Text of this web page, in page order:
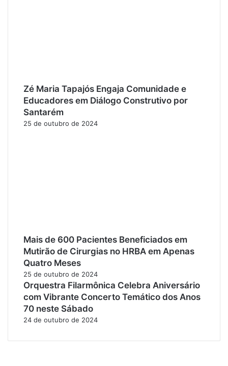
Zé Maria Tapajós Engaja Comunidade e
Educadores em Diálogo Construtivo por
Santarém
25 de outubro de 2024
Mais de 600 Pacientes Beneficiados em
Mutirão de Cirurgias no HRBA em Apenas
Quatro Meses
25 de outubro de 2024
Orquestra Filarmônica Celebra Aniversário
com Vibrante Concerto Temático dos Anos
70 neste Sábado
24 de outubro de 2024